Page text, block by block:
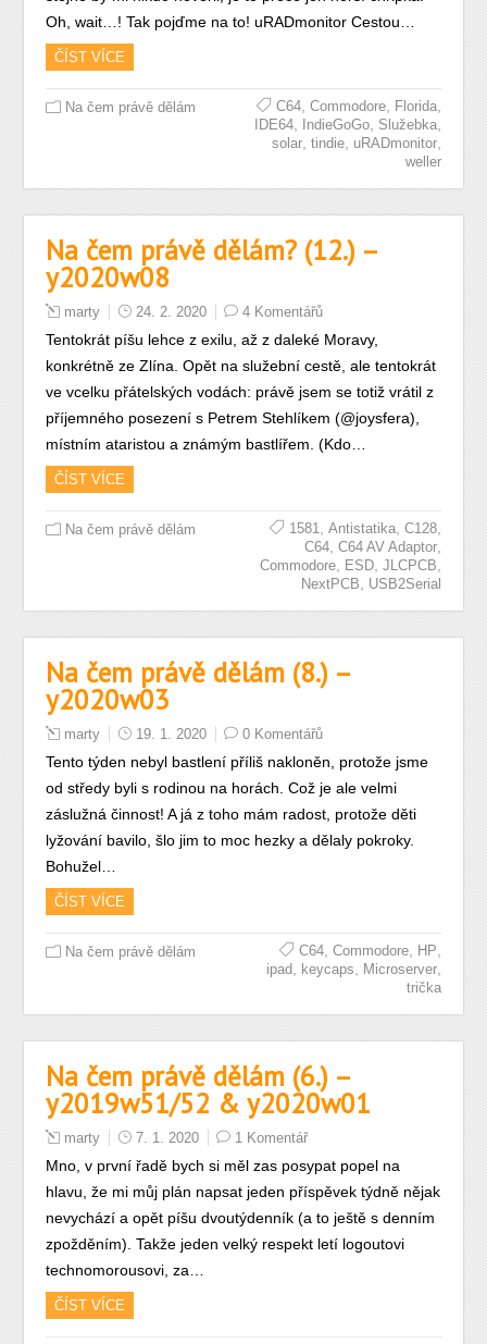
Oh, wait…! Tak pojďme na to! uRADmonitor Cestou…
ČÍST VÍCE
Na čem právě dělám C64, Commodore, Florida,
IDE64, IndieGoGo, Služebka,
solar, tindie, uRADmonitor,
weller
Na čem právě dělám? (12.) –
y2020w08
marty 24. 2. 2020 4 Komentářů
Tentokrát píšu lehce z exilu, až z daleké Moravy,
konkrétně ze Zlína. Opět na služební cestě, ale tentokrát
ve vcelku přátelských vodách: právě jsem se totiž vrátil z
příjemného posezení s Petrem Stehlíkem (@joysfera),
místním ataristou a známým bastlířem. (Kdo…
ČÍST VÍCE
Na čem právě dělám 1581 Antistatika, C128,
C64, C64 AV Adaptor,
Commodore, ESD, JLCPCB
NextPCB USB2Serial
Na čem právě dělám (8.) –
y2020w03
marty 19. 1. 2020 0 Komentářů
Tento týden nebyl bastlení příliš nakloněn, protože jsme
od středy byli s rodinou na horách. Což je ale velmi
záslužná činnost! A já z toho mám radost, protože děti
lyžování bavilo, šlo jim to moc hezky a dělaly pokroky.
Bohužel…
ČÍST VÍCE
Na čem právě dělám C64, Commodore, HP
ipad, keycaps Microserver,
trička
Na čem právě dělám (6.) –
y2019w51/52 & y2020w01
marty 7. 1. 2020 1 Komentář
Mno, v první řadě bych si měl zas posypat popel na
hlavu, že mi můj plán napsat jeden příspěvek týdně nějak
nevychází a opět píšu dvoutýdenník (a to ještě s denním
zpožděním). Takže jeden velký respekt letí logoutovi
technomorousovi, za…
ČÍST VÍCE